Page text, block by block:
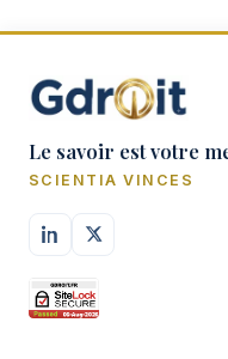
Le savoir est votre
SCIENTIA VINCES